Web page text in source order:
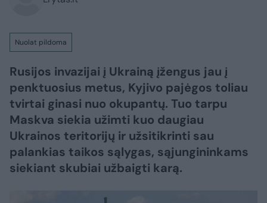
Nuolat pildoma
Rusijos invazijai į Ukrainą įžengus jau į
penktuosius metus, Kyjivo pajėgos toliau
tvirtai ginasi nuo okupantų. Tuo tarpu
Maskva siekia užimti kuo daugiau
Ukrainos teritorijų ir užsitikrinti sau
palankias taikos sąlygas, sąjungininkams
siekiant skubiai užbaigti karą.​​​​​​​​​​​​​​​​​​​​​​​​​​​